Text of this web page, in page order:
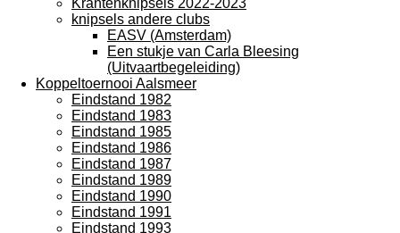
Krantenknipsels 2022-2023
knipsels andere clubs
EASV (Amsterdam)
Een stukje van Carla Bleesing
(Uitvaartbegeleiding)
Koppeltoernooi Aalsmeer
Eindstand 1982
Eindstand 1983
Eindstand 1985
Eindstand 1986
Eindstand 1987
Eindstand 1989
Eindstand 1990
Eindstand 1991
Eindstand 1993